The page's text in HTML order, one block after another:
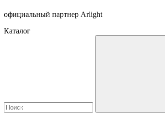
официальный партнер Arlight
Каталог